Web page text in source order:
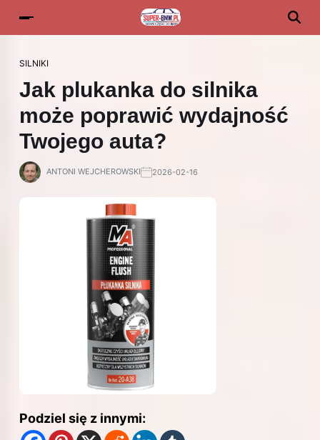
SILNIKI
Jak plukanka do silnika
może poprawić wydajność
Twojego auta?
ANTONI WEJCHEROWSKI 2026-02-16
Podziel się z innymi: